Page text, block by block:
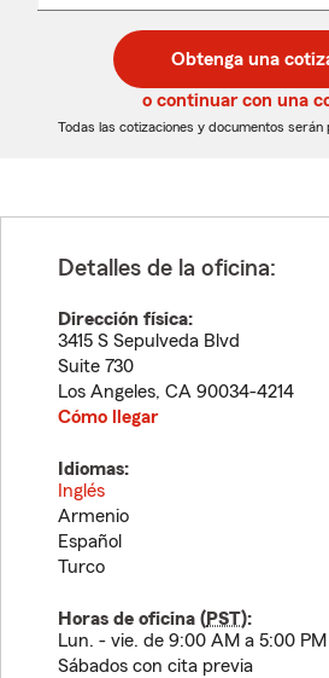
desplegable
de
5
dígitos
de
5
dígitos
Obtenga una
o continuar con una
Todas las cotizaciones y documentos serán
Detalles de la oficina:
Dirección física:
3415 S Sepulveda Blvd
Suite 730
Los Angeles, CA 90034-4214
Cómo llegar
Idiomas:
Inglés
Armenio
Español
Turco
Horas de oficina (PST):
Lun. - vie. de 9:00 AM a 5:00 PM
Sábados con cita previa